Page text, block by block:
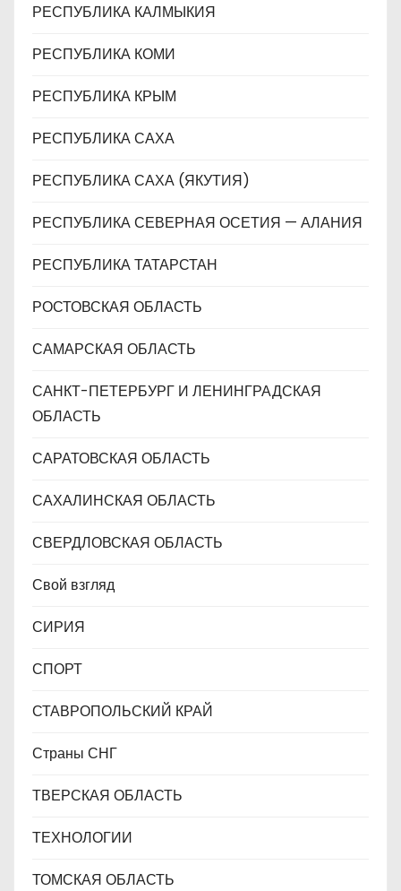
РЕСПУБЛИКА КАЛМЫКИЯ
РЕСПУБЛИКА КОМИ
РЕСПУБЛИКА КРЫМ
РЕСПУБЛИКА САХА
РЕСПУБЛИКА САХА (ЯКУТИЯ)
РЕСПУБЛИКА СЕВЕРНАЯ ОСЕТИЯ — АЛАНИЯ
РЕСПУБЛИКА ТАТАРСТАН
РОСТОВСКАЯ ОБЛАСТЬ
САМАРСКАЯ ОБЛАСТЬ
САНКТ-ПЕТЕРБУРГ И ЛЕНИНГРАДСКАЯ
ОБЛАСТЬ
САРАТОВСКАЯ ОБЛАСТЬ
САХАЛИНСКАЯ ОБЛАСТЬ
СВЕРДЛОВСКАЯ ОБЛАСТЬ
Свой взгляд
СИРИЯ
СПОРТ
СТАВРОПОЛЬСКИЙ КРАЙ
Страны СНГ
ТВЕРСКАЯ ОБЛАСТЬ
ТЕХНОЛОГИИ
ТОМСКАЯ ОБЛАСТЬ